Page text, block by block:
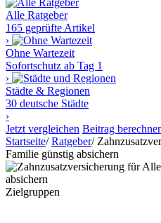
Alle Ratgeber
165 geprüfte Artikel
›
Ohne Wartezeit
Sofortschutz ab Tag 1
›
Städte & Regionen
30 deutsche Städte
›
Jetzt vergleichen Beitrag
Startseite/ Ratgeber/
Familie günstig absichern
Zielgruppen